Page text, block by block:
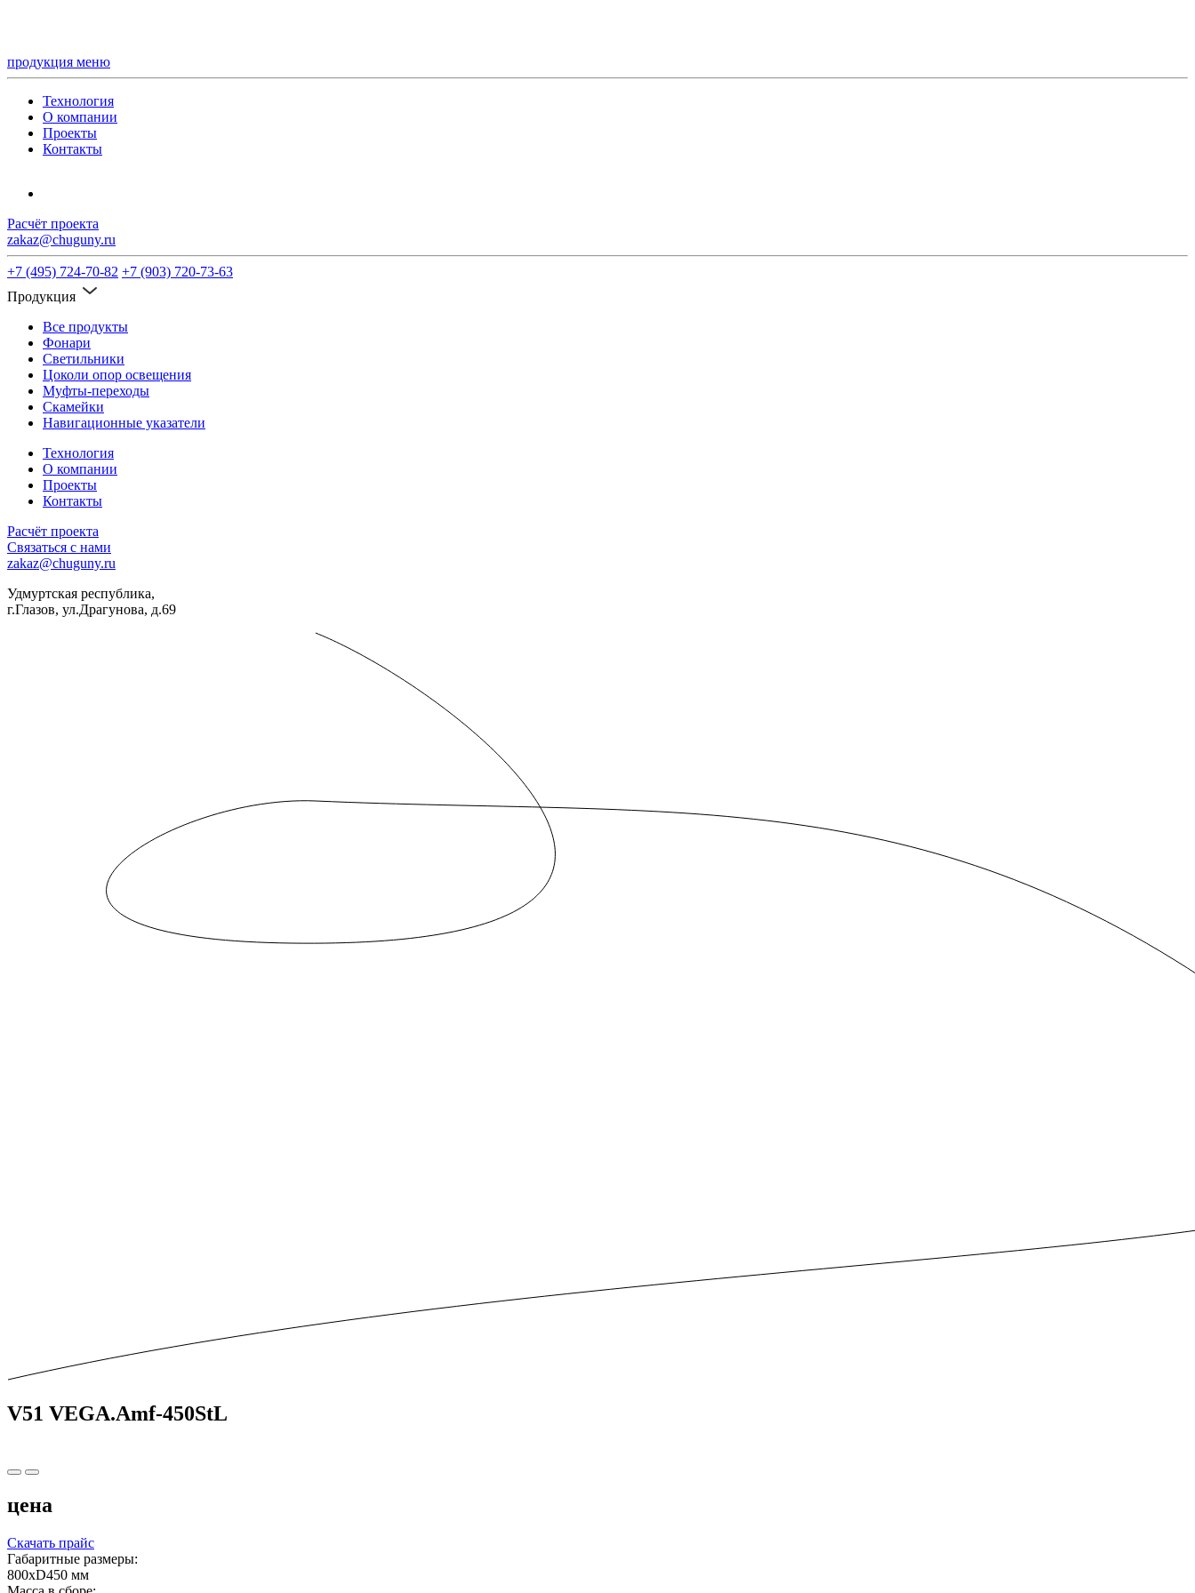
продукция меню
Технология
О компании
Проекты
Контакты
Расчёт проекта
zakaz@chuguny.ru
+7 (495) 724-70-82 +7 (903) 720-73-63
Продукция
Все продукты
Фонари
Светильники
Цоколи опор освещения
Муфты-переходы
Скамейки
Навигационные указатели
Технология
О компании
Проекты
Контакты
Расчёт проекта
Связаться с нами
zakaz@chuguny.ru
Удмуртская республика,
г.Глазов, ул.Драгунова, д.69
V51 VEGA.Amf-450StL
цена
Скачать прайс
Габаритные размеры:
800xD450 мм